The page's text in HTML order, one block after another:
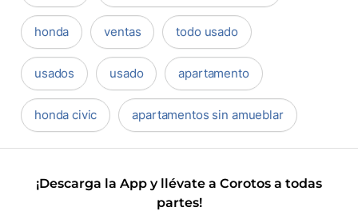
honda ventas todo usado
usados usado apartamento
honda civic apartamentos sin amueblar
¡Descarga la App y llévate a Corotos a todas
partes!